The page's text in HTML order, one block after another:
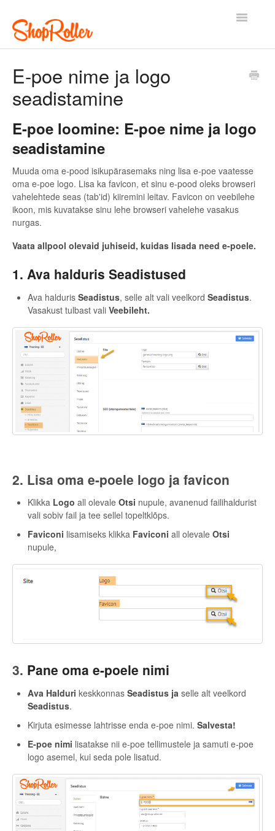
Toggle
E-poe nime ja logo
seadistamine
E-poe loomine: E-poe nime ja logo
seadistamine
Muuda oma e-pood isikupärasemaks ning lisa e-poe vaatesse
oma e-poe logo. Lisa ka favicon, et sinu e-pood oleks browseri
vahelehtede seas (tab'id) kiiremini leitav. Favicon on veebilehe
ikoon, mis kuvatakse sinu lehe browseri vahelehe vasakus
nurgas.
Vaata allpool olevaid juhiseid, kuidas lisada need e-poele.
1. Ava halduris Seadistused
Ava halduris Seadistus, selle alt vali veelkord Seadistus.
Vasakust tulbast vali Veebileht.
2. Lisa oma e-poele logo ja favicon
Klikka Logo all olevale Otsi nupule, avanenud failihaldurist
vali sobiv fail ja tee sellel topeltklõps.
Faviconi lisamiseks klikka Faviconi all olevale Otsi
nupule,
3. Pane oma e-poele nimi
Ava Halduri keskkonnas Seadistus ja selle alt veelkord
Seadistus.
Kirjuta esimesse lahtrisse enda e-poe nimi. Salvesta!
E-poe nimi lisatakse nii e-poe tellimustele ja samuti e-poe
logo asemel, kui seda pole lisatud.